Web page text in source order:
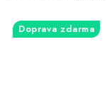
Doprava zdarma